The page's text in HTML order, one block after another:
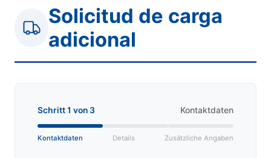
Solicitud de carga
adicional
Schritt1 von 3 Kontaktdaten
Kontaktdaten Details Zusätzliche Angaben